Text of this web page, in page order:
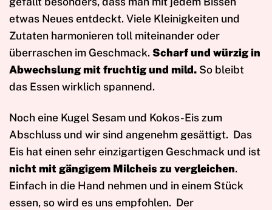
etwas Neues entdeckt. Viele Kleinigkeiten und
Zutaten harmonieren toll miteinander oder
überraschen im Geschmack.Scharf und würzig in
Abwechslung mit fruchtig und mild. So bleibt
das Essen wirklich spannend.
Noch eine Kugel Sesam und Kokos-Eis zum
Abschluss und wir sind angenehm gesättigt. Das
Eis hat einen sehr einzigartigen Geschmack und ist
nicht mit gängigem Milcheis zu vergleichen.
Einfach in die Hand nehmen und in einem Stück
essen, so wird es uns empfohlen. Der